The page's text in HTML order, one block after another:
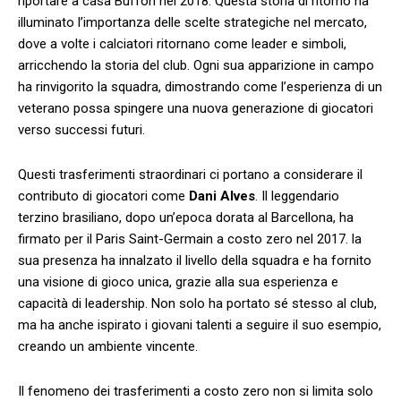
illuminato l’importanza delle‍ scelte strategiche nel mercato,
dove a volte ​i calciatori ritornano come ​leader e simboli,
arricchendo la storia del club. Ogni ‍sua‌ apparizione in campo
ha‌ rinvigorito la squadra, dimostrando ​come l’esperienza di un
veterano possa spingere una nuova ‌generazione di giocatori
verso successi ‌futuri.
Questi trasferimenti straordinari ci portano a considerare il
‌contributo di giocatori come Dani Alves . Il leggendario
terzino brasiliano, dopo un’epoca dorata al Barcellona, ha
firmato ⁢per il Paris Saint-Germain a costo zero nel 2017. la
sua presenza ha innalzato il livello della squadra e ha fornito
una visione⁣ di‌ gioco unica, grazie alla sua esperienza e​
capacità di leadership. Non⁢ solo ha portato sé stesso al club,
ma⁤ ha anche ispirato i giovani talenti a seguire il suo esempio,
creando un ambiente vincente.
Il⁤ fenomeno dei trasferimenti a costo zero ​non si limita solo